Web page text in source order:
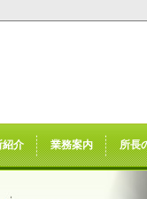
このまま
お知らせの表
紹介 業務案内 所長